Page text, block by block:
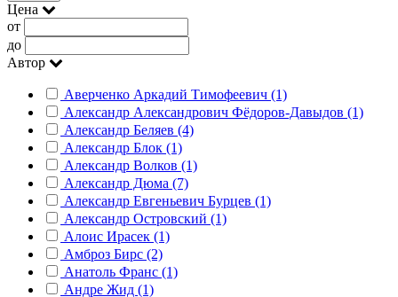
Цена
от
до
Автор
Аверченко Аркадий Тимофеевич (1)
Александр Александрович Фёдоров-Давыдов (1)
Александр Беляев (4)
Александр Блок (1)
Александр Волков (1)
Александр Дюма (7)
Александр Евгеньевич Бурцев (1)
Александр Островский (1)
Алоис Ирасек (1)
Амброз Бирс (2)
Анатоль Франс (1)
Андре Жид (1)